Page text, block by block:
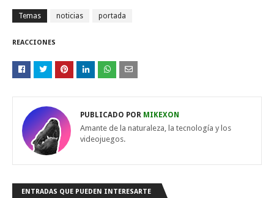
Temas noticias portada
REACCIONES
PUBLICADO POR MIKEXON
Amante de la naturaleza, la tecnología y los
videojuegos.
ENTRADAS QUE PUEDEN INTERESARTE